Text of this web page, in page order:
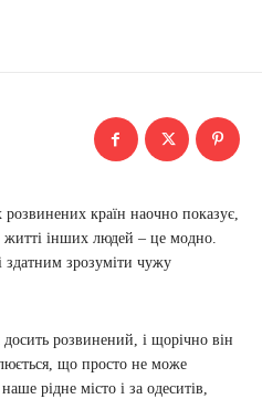
розвинених країн наочно показує,
житті інших людей – це модно.
зрозуміти чужу
розвинений, і щорічно він
що просто не може
рідне місто і за одеситів,